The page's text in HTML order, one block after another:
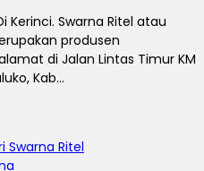
Kerinci. Swarna Ritel atau
produsen
di Jalan Lintas Timur KM
Kab...
Swarna Ritel